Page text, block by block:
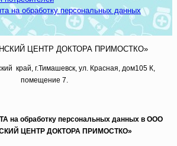
на обработку персональных данных
ЦЕНТР ДОКТОРА ПРИМОСТКО»
край, г.Тимашевск, ул. Красная, дом105 К,
помещение 7.
обработку персональных данных в ООО
ЦЕНТР ДОКТОРА ПРИМОСТКО»